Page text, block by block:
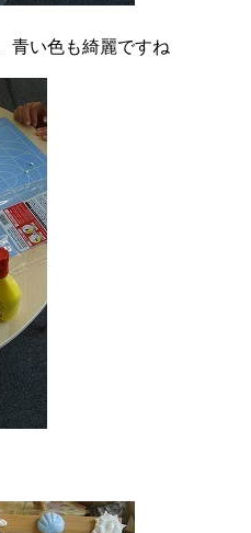
青い色も綺麗ですね